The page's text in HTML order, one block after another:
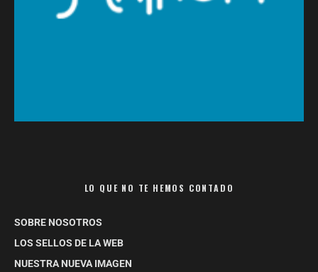
LO QUE NO TE HEMOS CONTADO
SOBRE NOSOTROS
LOS SELLOS DE LA WEB
NUESTRA NUEVA IMAGEN